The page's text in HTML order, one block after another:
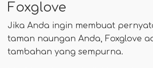
Foxglove
Jika Anda ingin membuat
taman naungan Anda, Foxglove
tambahan yang sempurna.